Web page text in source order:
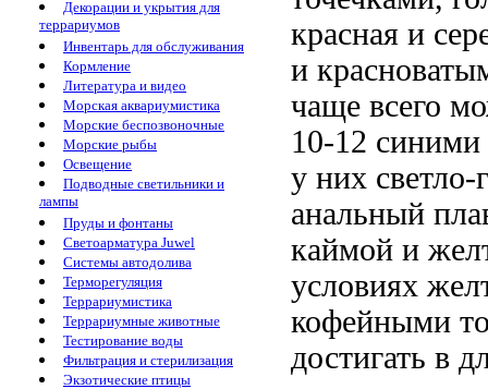
Декорации и укрытия для
террариумов
Инвентарь для обслуживания
Кормление
Литература и видео
Морская аквариумистика
Морские беспозвоночные
Морские рыбы
Освещение
Подводные светильники и
лампы
Пруды и фонтаны
Светоарматура Juwel
Системы автодолива
Терморегуляция
Террариумистика
Террариумные животные
Тестирование воды
Фильтрация и стерилизация
Экзотические птицы
красная и
и
чаще всего
10-12
у них
анальный
каймой и
условиях
кофейными
достигать в